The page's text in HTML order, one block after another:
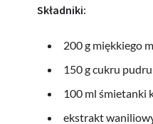
Składniki:
200 g miękkiego
150 g cukru pudru
100 ml śmietanki
ekstrakt